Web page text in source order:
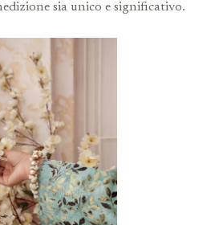
sia unico e significativo.